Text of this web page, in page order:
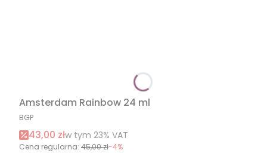
Amsterdam Rainbow 24 ml
PRODUCENT
BGP
Cena promocyjna brutto
43,00 złw tym %s VAT
w tym 23% VAT
Cena regularna: 45,00 zł-4%